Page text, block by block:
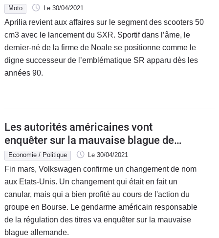
Moto Le 30/04/2021
Aprilia revient aux affaires sur le segment des scooters 50
cm3 avec le lancement du SXR. Sportif dans l’âme, le
dernier-né de la firme de Noale se positionne comme le
digne successeur de l’emblématique SR apparu dès les
années 90.
Les autorités américaines vont
enquêter sur la mauvaise blague de
Volkswagen
Economie / Politique Le 30/04/2021
Fin mars, Volkswagen confirme un changement de nom
aux Etats-Unis. Un changement qui était en fait un
canular, mais qui a bien profité au cours de l'action du
groupe en Bourse. Le gendarme américain responsable
de la régulation des titres va enquêter sur la mauvaise
blague allemande.